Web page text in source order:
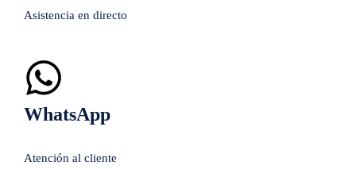
Asistencia en directo
WhatsApp
Atención al cliente